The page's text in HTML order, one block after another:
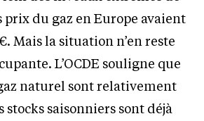
prix du gaz en Europe avaient
Mais la situation n’en reste
L’OCDE souligne que
naturel sont relativement
stocks saisonniers sont déjà